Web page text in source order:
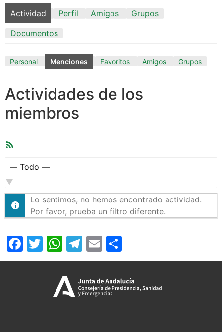
Actividad Perfil Amigos
Grupos
Documentos
Personal Menciones Favoritos Amigos Grupos
Actividades de los
miembros
Mostrar:
Lo sentimos, no hemos encontrado actividad.
Por favor, prueba un filtro diferente.
Facebook
Twitter
WhatsApp
Telegram
Email